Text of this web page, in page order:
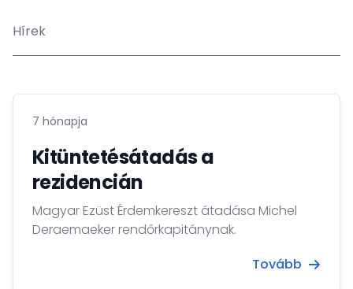
Hírek
7 hónapja
Kitüntetésátadás a
rezidencián
Magyar Ezüst Érdemkereszt átadása Michel
Deraemaeker rendőrkapitánynak.
Tovább